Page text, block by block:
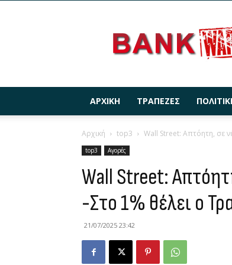
ΑΡΧΙΚΉ ΤΡΆΠΕΖΕΣ
Αρχική top3 Wall Street: Απτόητη, σε
top3 Αγορές
Wall Street:
-Στο 1% θέλει ο
21/07/2025 23:42